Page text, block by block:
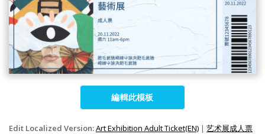
編輯此模板
Edit Localized Version:Art Exhibition Adult Ticket(EN) | 艺术展成人票